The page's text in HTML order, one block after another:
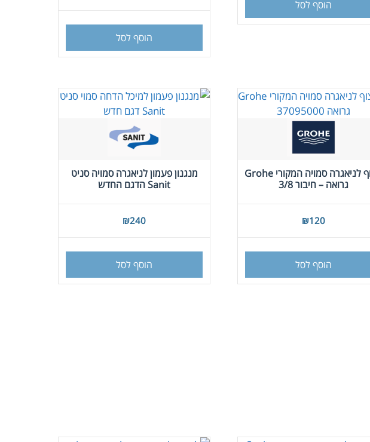
הוסף לסל
הוסף לסל
מצוף לניאגרה סמויה המקורי Grohe
גרואה – חיבור 3/8
₪120
הוסף לסל
מנגנון פעמון לניאגרה סמויה סניט
Sanit הדגם החדש
₪240
הוסף לסל